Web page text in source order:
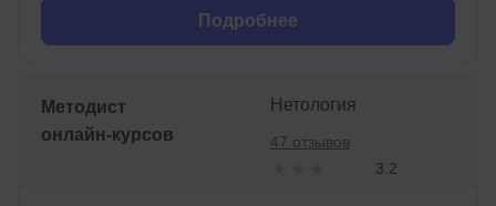
Подробнее
Методист
онлайн‑курсов
Нетология
3.2
47 отзывов